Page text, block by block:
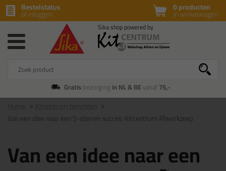
0 producten
in winkelwagen
Bestelstatus
of inloggen
Gratisbezorging in NL & BEvanaf75,-
Van een idee naar een 5-sterren succes: Kitcentrum Afwerkzeep
Van een idee naar een